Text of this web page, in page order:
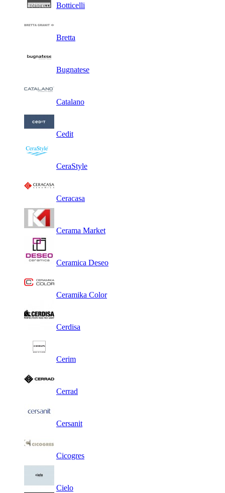
Botticelli
Bretta
Bugnatese
Catalano
Cedit
CeraStyle
Ceracasa
Cerama Market
Ceramica Deseo
Ceramika Color
Cerdisa
Cerim
Cerrad
Cersanit
Cicogres
Cielo